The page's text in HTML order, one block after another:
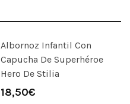
Albornoz Infantil Con
Capucha De Superhéroe
Hero De Stilia
18,50€